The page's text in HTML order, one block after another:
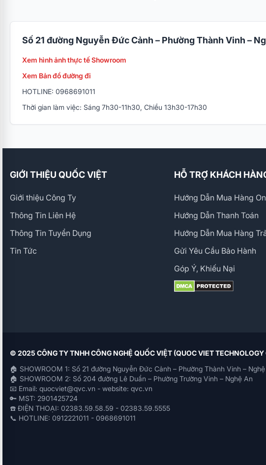
Số 21 đường Nguyễn Đức Cảnh – Phường Thành Vinh –
Xem hình ảnh thực tế Showroom
Xem Bản đồ đường đi
HOTLINE: 0968691011
Thời gian làm việc: Sáng 7h30-11h30, Chiều 13h30-17h30
GIỚI THIỆU QUỐC VIỆT
Giới thiệu Công Ty
Thông Tin Liên Hệ
Thông Tin Tuyển Dụng
Tin Tức
HỖ TRỢ KHÁCH
Hướng Dẫn Mua Hàng
Hướng Dẫn Thanh Toán
Hướng Dẫn Mua Hàng
Gửi Yêu Cầu Bảo Hành
Góp Ý, Khiếu Nại
© 2025 CÔNG TY TNHH CÔNG NGHỆ QUỐC VIỆT (QUOC VIET
🏠 SHOWROOM 1: Số 21 đường Nguyễn Đức Cảnh – Phường Thành Vinh –
🏠 SHOWROOM 2: Số 204 đường Lê Duẩn – Phường Trường Vinh – Nghệ An
📧 Email: quocviet@qvc.vn - website: qvc.vn
🔑 MST: 2901425724
☎️ ĐIỆN THOẠI: 02383.59.58.59 - 02383.59.5555
📞 HOTLINE: 0912221011 - 0968691011